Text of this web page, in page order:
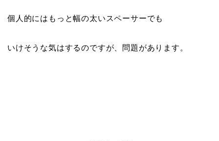
個人的にはもっと幅の太いスペーサーでも
いけそうな気はするのですが、問題があります。